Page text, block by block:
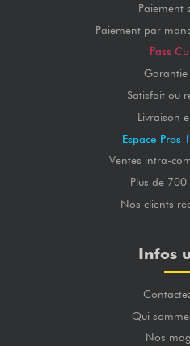
Paiement
Paiement par
Pass
Garantie
Satisfait ou
Livraison
Espace
Ventes intra-
Plus de
Nos clients
Infos
Qui
Nos